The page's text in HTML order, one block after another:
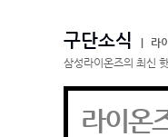
구단소식
라
삼성라이온즈의 최신
라이온